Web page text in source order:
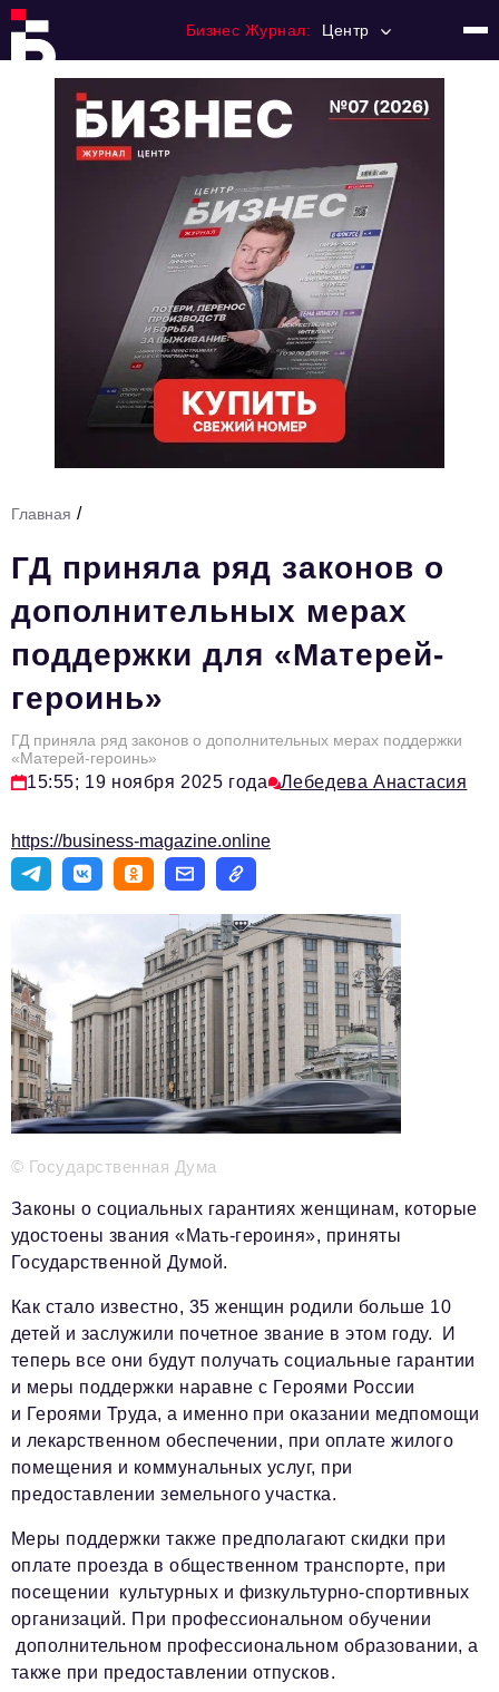
Бизнес Журнал: Центр
Регулирование
Премия "Тульский Бизнес"
История тульского предпринимательства
Тема номера
HR
Персона номера
Инфраструктура развития
Технологии и тренды
Туризм
Мероприятия
Телефон редакции:+7 495 727-01-67
Электронные почты редакции:
Информационный отдел
info@business-magazine.online
Отдел рекламы
reklama@business-magazine.online
podpiska@business-magazine.online
Отдел по работе с партнерами
partner@business-magazine.online
Главная /
ГД приняла ряд законов о
дополнительных мерах
поддержки для «Матерей-
героинь»
ГД приняла ряд законов о дополнительных мерах поддержки
«Матерей-героинь»
15:55; 19 ноября 2025 года Лебедева Анастасия
https://business-magazine.online
© Государственная Дума
Законы о социальных гарантиях женщинам, которые
удостоены звания «Мать-героиня», приняты
Государственной Думой.
Как стало известно, 35 женщин родили больше 10
детей и заслужили почетное звание в этом году. И
теперь все они будут получать социальные гарантии
и меры поддержки наравне с Героями России
и Героями Труда, а именно при оказании медпомощи
и лекарственном обеспечении, при оплате жилого
помещения и коммунальных услуг, при
предоставлении земельного участка.
Меры поддержки также предполагают скидки при
оплате проезда в общественном транспорте, при
посещении культурных и физкультурно-спортивных
организаций. При профессиональном обучении
дополнительном профессиональном образовании, а
также при предоставлении отпусков.